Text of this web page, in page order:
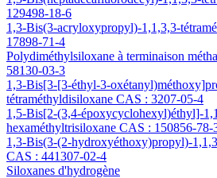
129498-18-6
1,3-Bis(3-acryloxypropyl)-1,1,3,3-
17898-71-4
Polydiméthylsiloxane à terminaison
58130-03-3
1,3-Bis[3-[3-éthyl-3-
tétraméthyldisiloxane CAS : 3207-05-4
1,5-Bis[2-(3,4-époxycyclohexyl)éthyl]-
hexaméthyltrisiloxane CAS : 150856-78-
1,3-Bis(3-(2-hydroxyéthoxy)propyl)-
CAS : 441307-02-4
Siloxanes d'hydrogène